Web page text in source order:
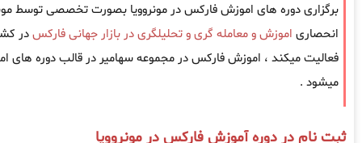
برگزاری دوره های اموزش فارکس در مونروویا بصورت تخصصی توسط
انحصاری اموزش و معامله گری و تحلیلگری در بازار جهانی فارکس
فعالیت میکند ، اموزش فارکس در مجموعه سهامیر در قالب دوره های
میشود .
ثبت نام در دوره آموزش فارکس در مونروویا